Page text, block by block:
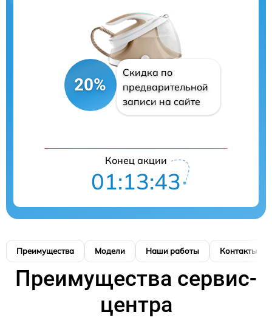
20%
Скидка по
предварительной
записи на сайте
Конец акции
01:13:43
Преимущества Модели Наши работы Контакты
Преимущества сервис-
центра